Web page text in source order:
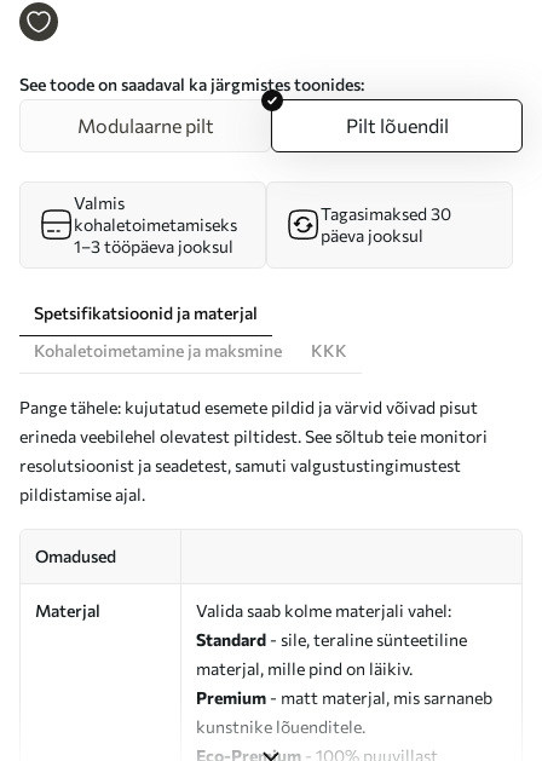
See toode on saadaval ka järgmistes toonides:
Modulaarne pilt Pilt lõuendil
Valmis
kohaletoimetamiseks
1–3 tööpäeva jooksul
Tagasimaksed 30
päeva jooksul
Spetsifikatsioonid ja materjal
Kohaletoimetamine ja maksmine
KKK
Pange tähele: kujutatud esemete pildid ja värvid võivad pisut
erineda veebilehel olevatest piltidest. See sõltub teie monitori
resolutsioonist ja seadetest, samuti valgustustingimustest
pildistamise ajal.
Omadused
Materjal
Valida saab kolme materjali vahel:
Standard - sile, teraline sünteetiline
materjal, mille pind on läikiv.
Premium - matt materjal, mis sarnaneb
kunstnike lõuenditele.
Eco-Premium - 100% puuvillast